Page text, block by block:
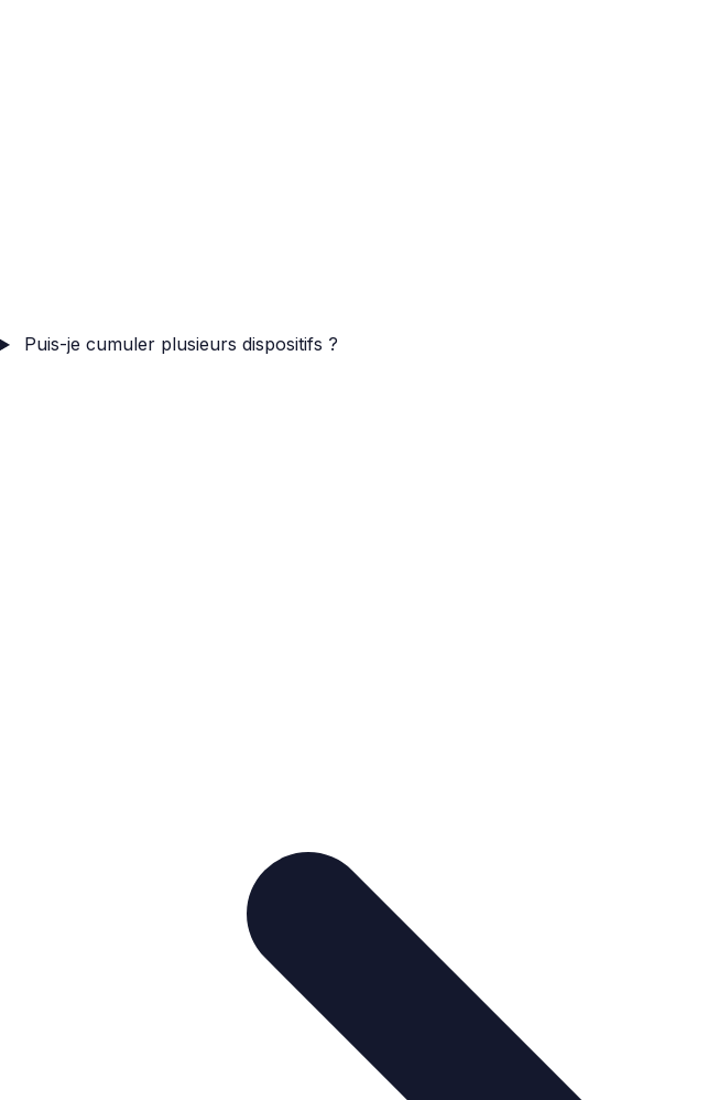
Puis-je cumuler plusieurs dispositifs ?